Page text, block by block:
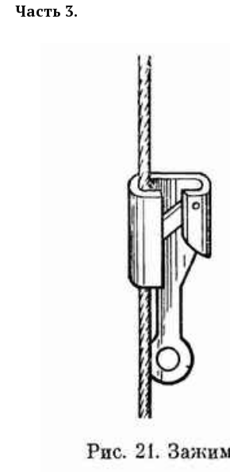
Часть 3.